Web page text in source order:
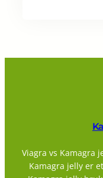
Viagra vs Kamagra
Kamagra jelly er